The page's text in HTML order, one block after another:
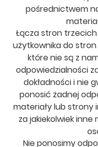
pośrednictwem
Łącza stron
użytkownika do
które nie są z
odpowiedzialności
dokładności i nie
ponosić żadnej
materiały lub
za jakiekolwiek inne
Nie ponosimy